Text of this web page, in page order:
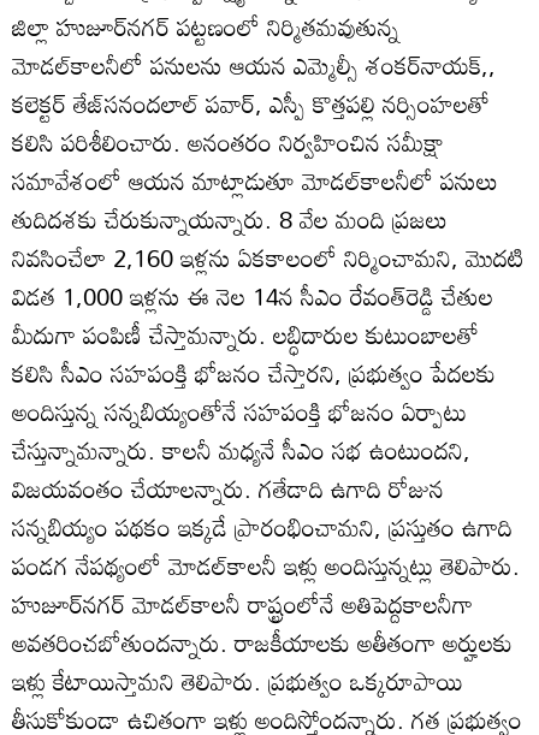
జిల్లా హుజూర్‌నగర్‌ పట్టణంలో నిర్మితమవుతున్న
మోడల్‌కాలనీలో పనులను ఆయన ఎమ్మెల్సీ శంకర్‌నాయక్‌,,
కలెక్టర్‌ తేజ్‌సనందలాల్‌ పవార్‌, ఎస్పీ కొత్తపల్లి నర్సింహలతో
కలిసి పరిశీలించారు. అనంతరం నిర్వహించిన సమీక్షా
సమావేశంలో ఆయన మాట్లాడుతూ మోడల్‌కాలనీలో పనులు
తుదిదశకు చేరుకున్నాయన్నారు. 8 వేల మంది ప్రజలు
నివసించేలా 2,160 ఇళ్లను ఏకకాలంలో నిర్మించామని, మొదటి
విడత 1,000 ఇళ్లను ఈ నెల 14న సీఎం రేవంత్‌రెడ్డి చేతుల
మీదుగా పంపిణీ చేస్తామన్నారు. లబ్ధిదారుల కుటుంబాలతో
కలిసి సీఎం సహపంక్తి భోజనం చేస్తారని, ప్రభుత్వం పేదలకు
అందిస్తున్న సన్నబియ్యంతోనే సహపంక్తి భోజనం ఏర్పాటు
చేస్తున్నామన్నారు. కాలనీ మధ్యనే సీఎం సభ ఉంటుందని,
విజయవంతం చేయాలన్నారు. గతేడాది ఉగాది రోజున
సన్నబియ్యం పథకం ఇక్కడే ప్రారంభించామని, ప్రస్తుతం ఉగాది
పండగ నేపథ్యంలో మోడల్‌కాలనీ ఇళ్లు అందిస్తున్నట్లు తెలిపారు.
హుజూర్‌నగర్‌ మోడల్‌కాలనీ రాష్ట్రంలోనే అతిపెద్దకాలనీగా
అవతరించబోతుందన్నారు. రాజకీయాలకు అతీతంగా అర్హులకు
ఇళ్లు కేటాయిస్తామని తెలిపారు. ప్రభుత్వం ఒక్కరూపాయి
తీసుకోకుండా ఉచితంగా ఇళ్లు అందిస్తోందన్నారు. గత ప్రభుత్వం